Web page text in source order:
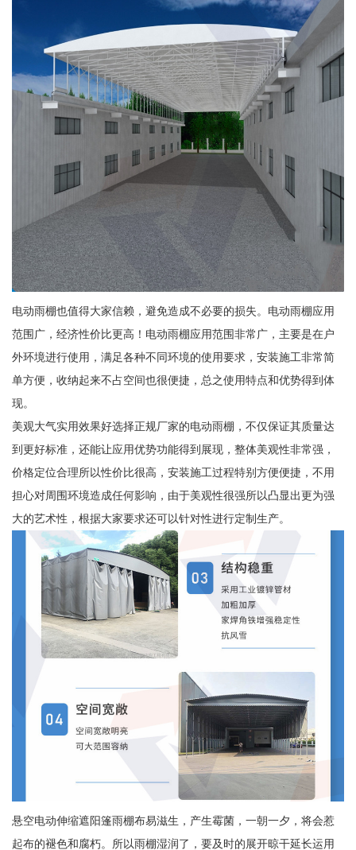
电动雨棚也值得大家信赖，避免造成不必要的损失。电动雨棚应用
范围广，经济性价比更高！电动雨棚应用范围非常广，主要是在户
外环境进行使用，满足各种不同环境的使用要求，安装施工非常简
单方便，收纳起来不占空间也很便捷，总之使用特点和优势得到体
现。
美观大气实用效果好选择正规厂家的电动雨棚，不仅保证其质量达
到更好标准，还能让应用优势功能得到展现，整体美观性非常强，
价格定位合理所以性价比很高，安装施工过程特别方便便捷，不用
担心对周围环境造成任何影响，由于美观性很强所以凸显出更为强
大的艺术性，根据大家要求还可以针对性进行定制生产。
悬空电动伸缩遮阳篷雨棚布易滋生，产生霉菌，一朝一夕，将会惹
起布的褪色和腐朽。所以雨棚湿润了，要及时的展开晾干延长运用